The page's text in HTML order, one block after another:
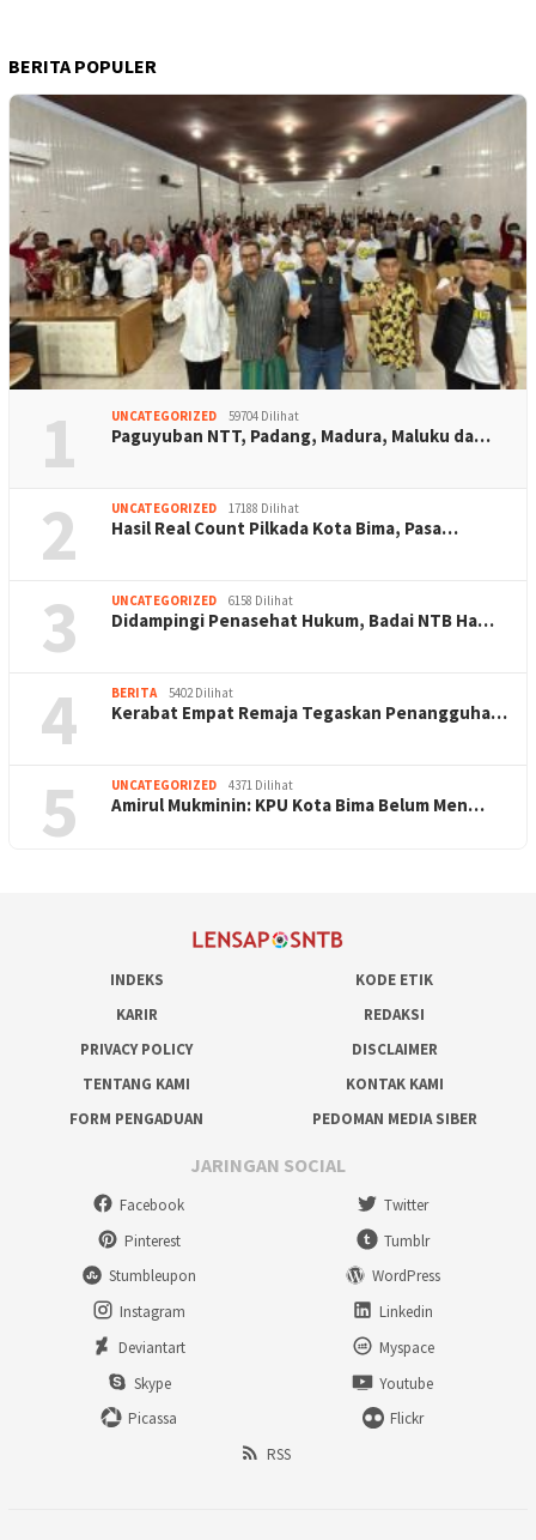
BERITA POPULER
1 UNCATEGORIZED 59704 Dilihat
Paguyuban NTT, Padang, Madura, Maluku da…
2 UNCATEGORIZED 17188 Dilihat
Hasil Real Count Pilkada Kota Bima, Pasa…
3 UNCATEGORIZED 6158 Dilihat
Didampingi Penasehat Hukum, Badai NTB Ha…
4 BERITA 5402 Dilihat
Kerabat Empat Remaja Tegaskan Penangguha…
5 UNCATEGORIZED 4371 Dilihat
Amirul Mukminin: KPU Kota Bima Belum Men…
INDEKS
KODE ETIK
KARIR
REDAKSI
PRIVACY POLICY
DISCLAIMER
TENTANG KAMI
KONTAK KAMI
FORM PENGADUAN
PEDOMAN MEDIA SIBER
JARINGAN SOCIAL
Facebook
Twitter
Pinterest
Tumblr
Stumbleupon
WordPress
Instagram
Linkedin
Deviantart
Myspace
Skype
Youtube
Picassa
Flickr
RSS